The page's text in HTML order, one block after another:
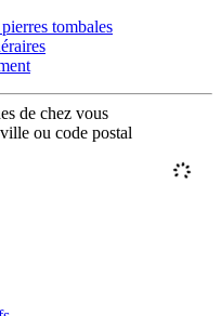
tombales
de chez vous
ou code postal